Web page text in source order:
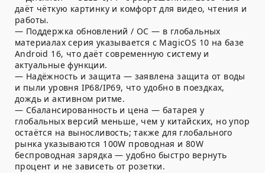
даёт чёткую картинку и комфорт для видео, чтения и
работы.
— Поддержка обновлений / ОС — в глобальных
материалах серия указывается с MagicOS 10 на базе
Android 16, что даёт современную систему и
актуальные функции.
— Надёжность и защита — заявлена защита от воды
и пыли уровня IP68/IP69, что удобно в поездках,
дождь и активном ритме.
— Сбалансированность и цена — батарея у
глобальных версий меньше, чем у китайских, но упор
остаётся на выносливость; также для глобального
рынка указываются 100W проводная и 80W
беспроводная зарядка — удобно быстро вернуть
процент и не зависеть от розетки.